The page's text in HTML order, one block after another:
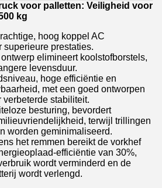
voor palletten: Veiligheid voor
kg
hoog koppel AC
superieure prestaties.
elimineert koolstofborstels,
levensduur.
hoge efficiëntie en
met een goed ontworpen
verbeterde stabiliteit.
besturing, bevordert
terwijl trillingen
worden geminimaliseerd.
het remmen bereikt de vorkhef
efficiëntie van 30%,
wordt verminderd en de
wordt verlengd.